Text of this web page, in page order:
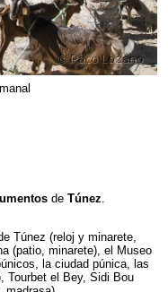
de Túnez.
Túnez (reloj y minarete,
(patio, minarete), el Museo
la ciudad púnica, las
Tourbet el Bey, Sidi Bou